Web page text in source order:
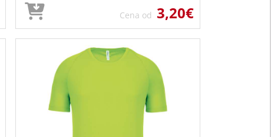
Cena od 3,20€